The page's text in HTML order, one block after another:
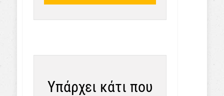
Υπάρχει κάτι που